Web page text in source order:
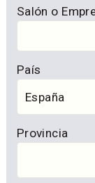
Salón o
País
Provincia